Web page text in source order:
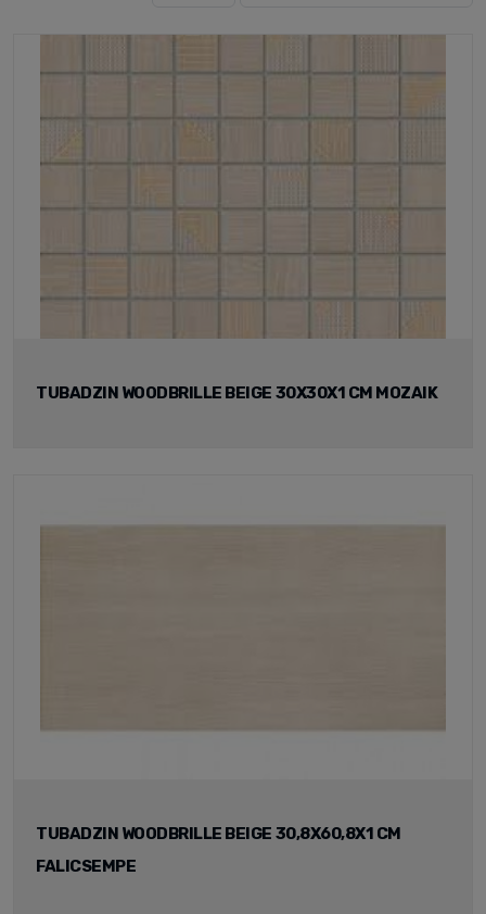
TUBADZIN WOODBRILLE BEIGE 30X30X1 CM MOZAIK
TUBADZIN WOODBRILLE BEIGE 30,8X60,8X1 CM
FALICSEMPE